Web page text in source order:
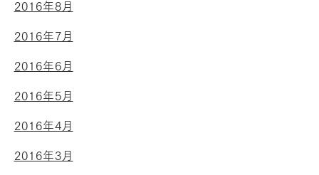
2016年8月
2016年7月
2016年6月
2016年5月
2016年4月
2016年3月